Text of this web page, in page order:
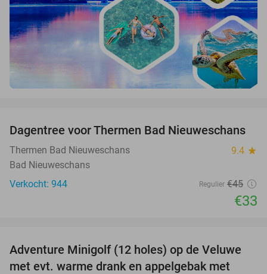
27%
Dagentree voor Thermen Bad Nieuweschans
Thermen Bad Nieuweschans 9.4 star
Bad Nieuweschans
Verkocht: 944
Regulier €45
€33
40%
Adventure Minigolf (12 holes) op de Veluwe
met evt. warme drank en appelgebak met